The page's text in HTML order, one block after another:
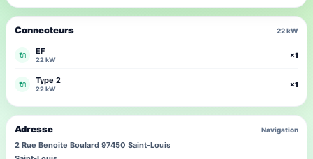
Connecteurs 22 kW
🔌 EF
22 kW
×1
🔌 Type 2
22 kW
×1
Adresse Navigation
2 Rue Benoite Boulard 97450 Saint-Louis